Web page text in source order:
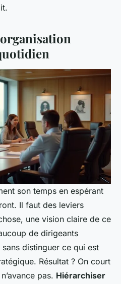
son temps en espérant
Il faut des leviers
une vision claire de ce
de dirigeants
distinguer ce qui est
Résultat ? On court
pas. Hiérarchiser